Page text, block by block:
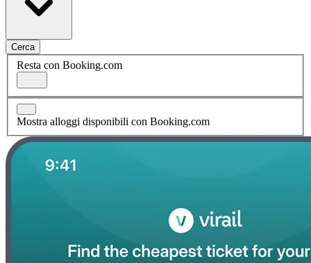
Cerca
Resta con Booking.com
Mostra alloggi disponibili con Booking.com